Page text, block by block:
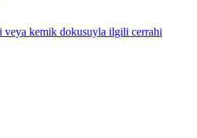
veya kemik dokusuyla ilgili cerrahi